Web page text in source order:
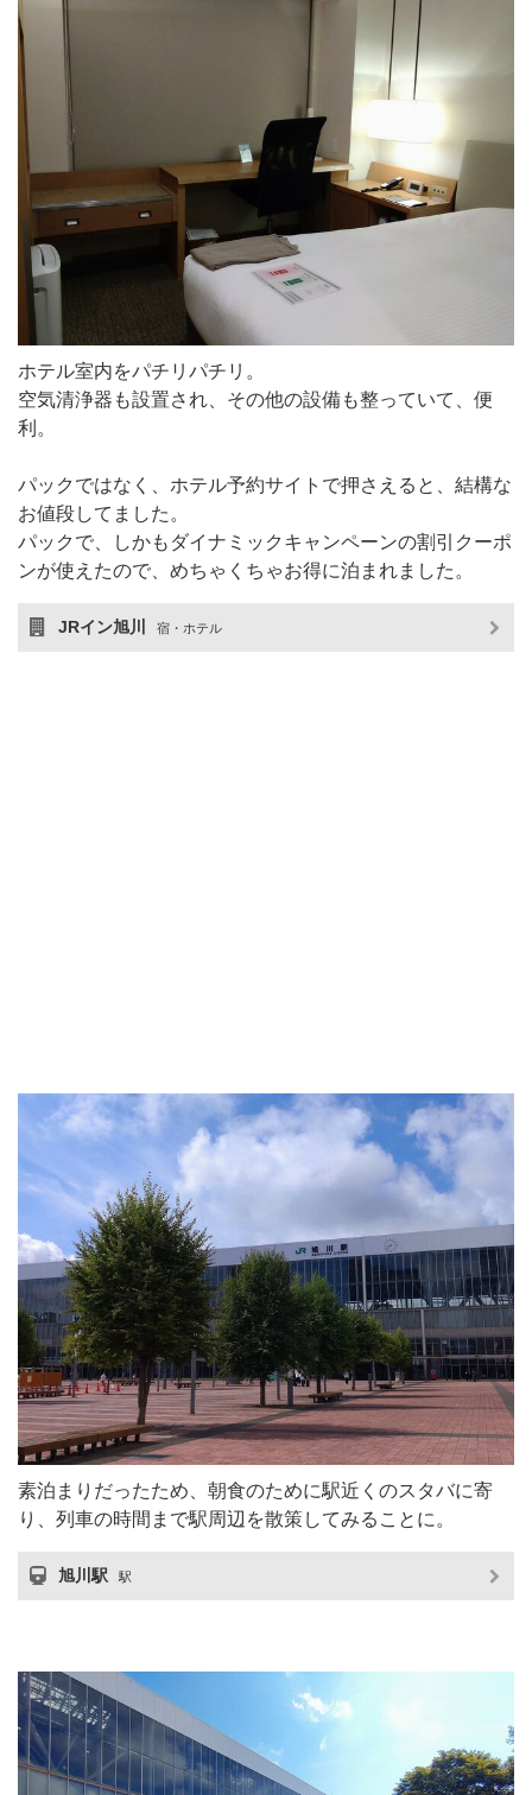
ホテル室内をパチリパチリ。
空気清浄器も設置され、その他の設備も整っていて、便
利。
パックではなく、ホテル予約サイトで押さえると、結構な
お値段してました。
パックで、しかもダイナミックキャンペーンの割引クーポ
ンが使えたので、めちゃくちゃお得に泊まれました。
JRイン旭川 宿・ホテル
素泊まりだったため、朝食のために駅近くのスタバに寄
り、列車の時間まで駅周辺を散策してみることに。
旭川駅 駅